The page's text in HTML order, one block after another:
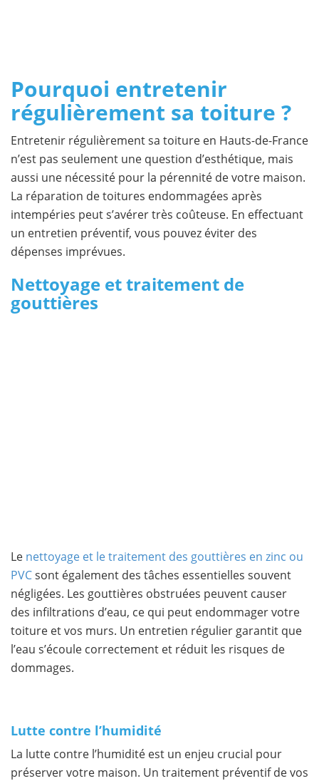
Pourquoi entretenir
régulièrement sa toiture ?
Entretenir régulièrement sa toiture en Hauts-de-France
n’est pas seulement une question d’esthétique, mais
aussi une nécessité pour la pérennité de votre maison.
La réparation de toitures endommagées après
intempéries peut s’avérer très coûteuse. En effectuant
un entretien préventif, vous pouvez éviter des
dépenses imprévues.
Nettoyage et traitement de
gouttières
Le nettoyage et le traitement des gouttières en zinc ou
PVCsont également des tâches essentielles souvent
négligées. Les gouttières obstruées peuvent causer
des infiltrations d’eau, ce qui peut endommager votre
toiture et vos murs. Un entretien régulier garantit que
l’eau s’écoule correctement et réduit les risques de
dommages.
Lutte contre l’humidité
La lutte contre l’humidité est un enjeu crucial pour
préserver votre maison. Un traitement préventif de vos